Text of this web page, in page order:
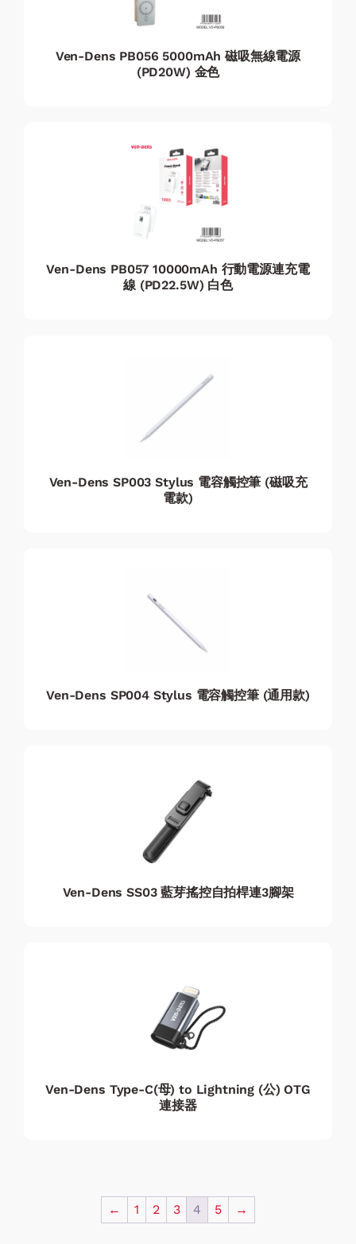
Ven-Dens PB056 5000mAh 磁吸無線電源
(PD20W) 金色
Ven-Dens PB057 10000mAh 行動電源連充電
線 (PD22.5W) 白色
Ven-Dens SP003 Stylus 電容觸控筆 (磁吸充
電款)
Ven-Dens SP004 Stylus 電容觸控筆 (通用款)
Ven-Dens SS03 藍芽搖控自拍桿連3腳架
Ven-Dens Type-C(母) to Lightning (公) OTG
連接器
← 1 2 3 4 5 →